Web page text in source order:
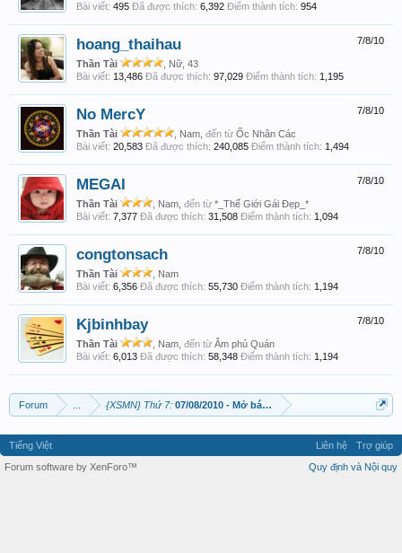
Bài viết: 495 Đã được thích: 6,392 Điểm thành tích: 954
7/8/10
hoang_thaihau
Thần Tài
, Nữ, 43
Bài viết: 13,486 Đã được thích: 97,029 Điểm thành tích: 1,195
7/8/10
No MercY
Thần Tài , Nam, đến từ Ốc Nhân Các
Bài viết: 20,583 Đã được thích: 240,085 Điểm thành tích: 1,494
7/8/10
MEGAI
Thần Tài , Nam, đến từ *_Thế Giới Gái Đẹp_*
Bài viết: 7,377 Đã được thích: 31,508 Điểm thành tích: 1,094
7/8/10
congtonsach
Thần Tài
, Nam
Bài viết: 6,356 Đã được thích: 55,730 Điểm thành tích: 1,194
7/8/10
Kjbinhbay
Thần Tài , Nam, đến từ Âm phủ Quán
Bài viết: 6,013 Đã được thích: 58,348 Điểm thành tích: 1,194
Forum {XSMN} Thứ 7: 07/08/2010 - Mở bát lấy Lộc MN TP-LA-HG-BP ‎
Tiếng Việt Liên hệ
Trợ giúp
Quy định và Nội quy
Forum software by XenForo™